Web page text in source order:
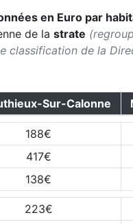
en Euro par
de la strate
classification de la
Sur-Calonne
188€
417€
138€
223€